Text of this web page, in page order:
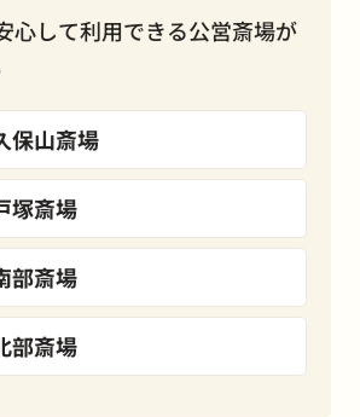
心して利用できる公営斎場が
保山斎場
塚斎場
部斎場
部斎場